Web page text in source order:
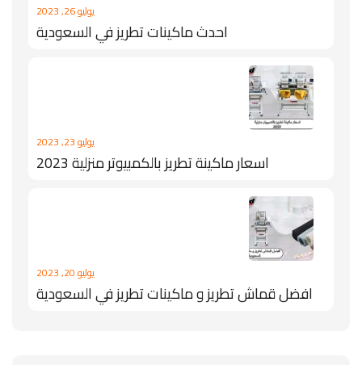
يوليو 26, 2023
احدث ماكينات تطريز في السعودية
يوليو 23, 2023
اسعار ماكينة تطريز بالكمبيوتر منزلية 2023
يوليو 20, 2023
افضل قماش تطريز و ماكينات تطريز في السعودية